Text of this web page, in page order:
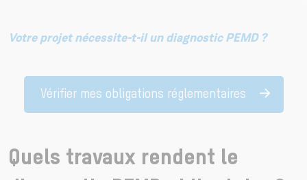
Votre projet nécessite-t-il un diagnostic PEMD ?
Vérifier mes obligations réglementaires
Quels travaux rendent le